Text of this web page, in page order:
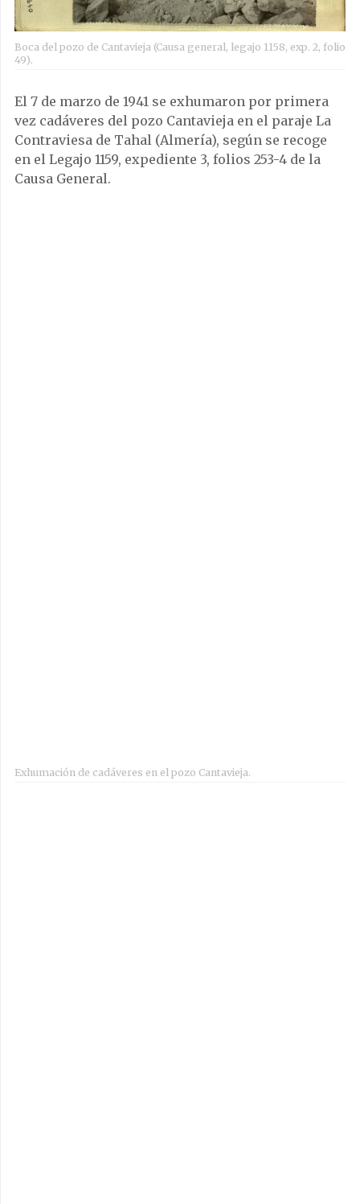
Boca del pozo de Cantavieja (Causa general, legajo 1158, exp. 2, folio
49).
El 7 de marzo de 1941 se exhumaron por primera
vez cadáveres del pozo Cantavieja en el paraje La
Contraviesa de Tahal (Almería), según se recoge
en el Legajo 1159, expediente 3, folios 253-4 de la
Causa General.
Exhumación de cadáveres en el pozo Cantavieja.